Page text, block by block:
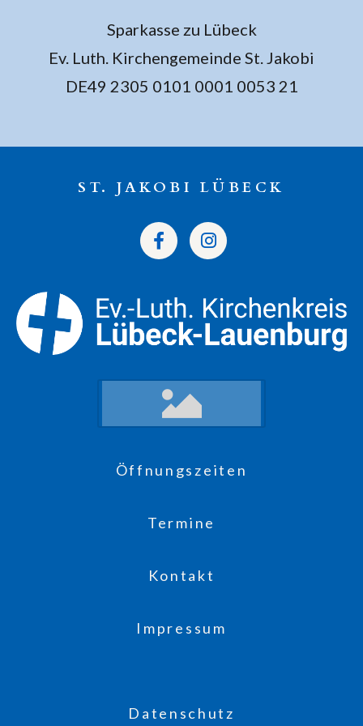
Sparkasse zu Lübeck
Ev. Luth. Kirchengemeinde St. Jakobi
DE49 2305 0101 0001 0053 21
ST. JAKOBI LÜBECK
Öffnungszeiten
Termine
Kontakt
Impressum
Datenschutz